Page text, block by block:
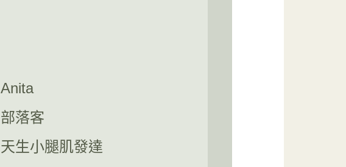
Anita
部落客
天生小腿肌發達